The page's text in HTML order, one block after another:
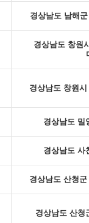
경상남도 남해
경상남도 창원
경상남도 창원
경상남도 밀
경상남도 사
경상남도 산청
경상남도 산청